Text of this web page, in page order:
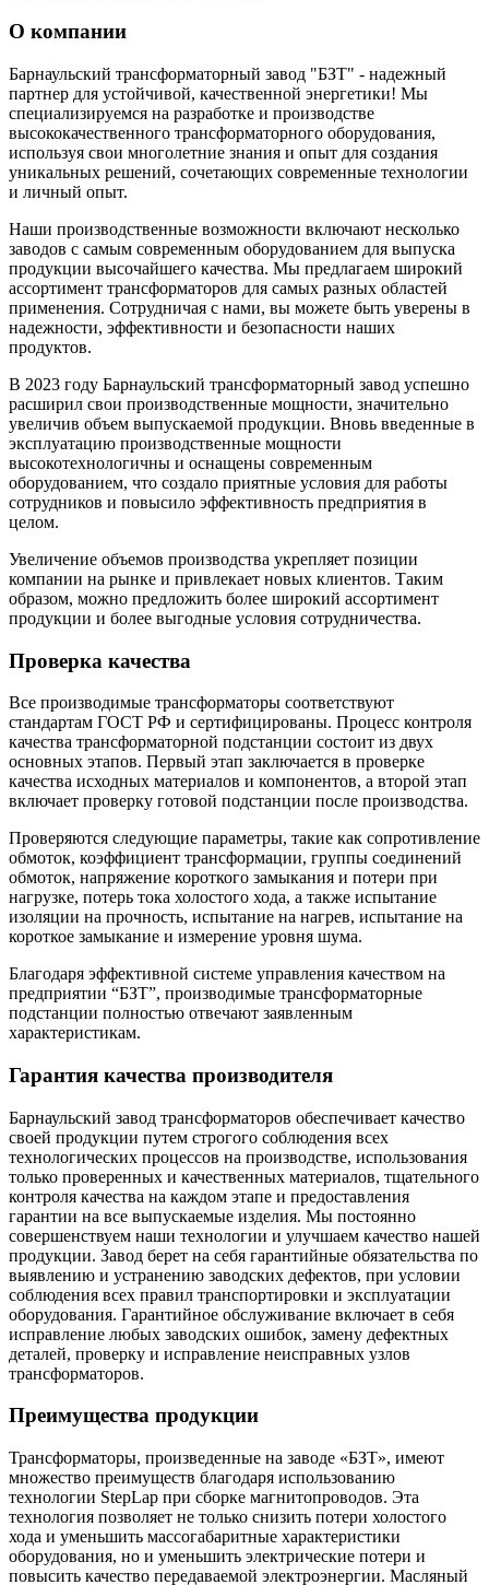
О компании
Барнаульский трансформаторный завод "БЗТ" - надежный
партнер для устойчивой, качественной энергетики! Мы
специализируемся на разработке и производстве
высококачественного трансформаторного оборудования,
используя свои многолетние знания и опыт для создания
уникальных решений, сочетающих современные технологии
и личный опыт.
Наши производственные возможности включают несколько
заводов с самым современным оборудованием для выпуска
продукции высочайшего качества. Мы предлагаем широкий
ассортимент трансформаторов для самых разных областей
применения. Сотрудничая с нами, вы можете быть уверены в
надежности, эффективности и безопасности наших
продуктов.
В 2023 году Барнаульский трансформаторный завод успешно
расширил свои производственные мощности, значительно
увеличив объем выпускаемой продукции. Вновь введенные в
эксплуатацию производственные мощности
высокотехнологичны и оснащены современным
оборудованием, что создало приятные условия для работы
сотрудников и повысило эффективность предприятия в
целом.
Увеличение объемов производства укрепляет позиции
компании на рынке и привлекает новых клиентов. Таким
образом, можно предложить более широкий ассортимент
продукции и более выгодные условия сотрудничества.
Проверка качества
Все производимые трансформаторы соответствуют
стандартам ГОСТ РФ и сертифицированы. Процесс контроля
качества трансформаторной подстанции состоит из двух
основных этапов. Первый этап заключается в проверке
качества исходных материалов и компонентов, а второй этап
включает проверку готовой подстанции после производства.
Проверяются следующие параметры, такие как сопротивление
обмоток, коэффициент трансформации, группы соединений
обмоток, напряжение короткого замыкания и потери при
нагрузке, потерь тока холостого хода, а также испытание
изоляции на прочность, испытание на нагрев, испытание на
короткое замыкание и измерение уровня шума.
Благодаря эффективной системе управления качеством на
предприятии “БЗТ”, производимые трансформаторные
подстанции полностью отвечают заявленным
характеристикам.
Гарантия качества производителя
Барнаульский завод трансформаторов обеспечивает качество
своей продукции путем строгого соблюдения всех
технологических процессов на производстве, использования
только проверенных и качественных материалов, тщательного
контроля качества на каждом этапе и предоставления
гарантии на все выпускаемые изделия. Мы постоянно
совершенствуем наши технологии и улучшаем качество нашей
продукции. Завод берет на себя гарантийные обязательства по
выявлению и устранению заводских дефектов, при условии
соблюдения всех правил транспортировки и эксплуатации
оборудования. Гарантийное обслуживание включает в себя
исправление любых заводских ошибок, замену дефектных
деталей, проверку и исправление неисправных узлов
трансформаторов.
Преимущества продукции
Трансформаторы, произведенные на заводе «БЗТ», имеют
множество преимуществ благодаря использованию
технологии StepLap при сборке магнитопроводов. Эта
технология позволяет не только снизить потери холостого
хода и уменьшить массогабаритные характеристики
оборудования, но и уменьшить электрические потери и
повысить качество передаваемой электроэнергии. Масляный